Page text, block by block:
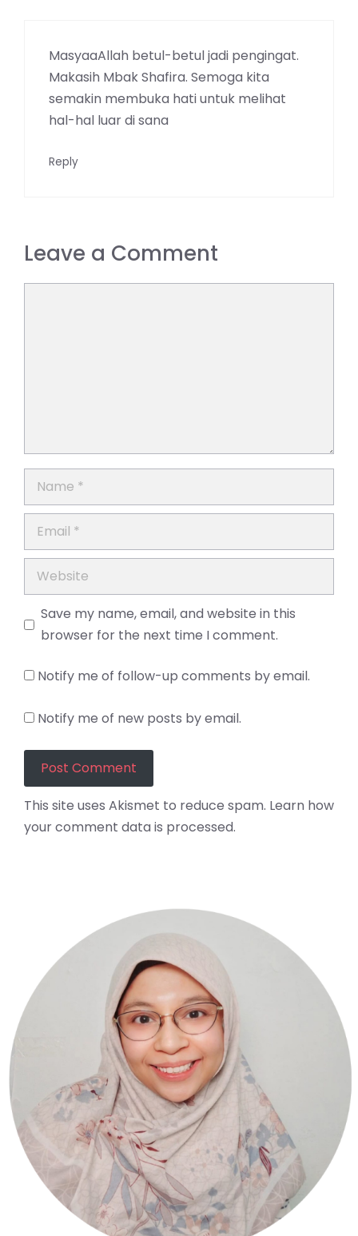
MasyaaAllah betul-betul jadi pengingat.
Makasih Mbak Shafira. Semoga kita
semakin membuka hati untuk melihat
hal-hal luar di sana
Reply
Leave a Comment
Name
Email
Website
Save my name, email, and website in this
browser for the next time I comment.
Notify me of follow-up comments by email.
Notify me of new posts by email.
This site uses Akismet to reduce spam. Learn how
your comment data is processed.